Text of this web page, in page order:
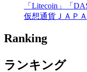
「Litecoin」「
仮想通貨ＪＡＰ
Ranking
ランキング